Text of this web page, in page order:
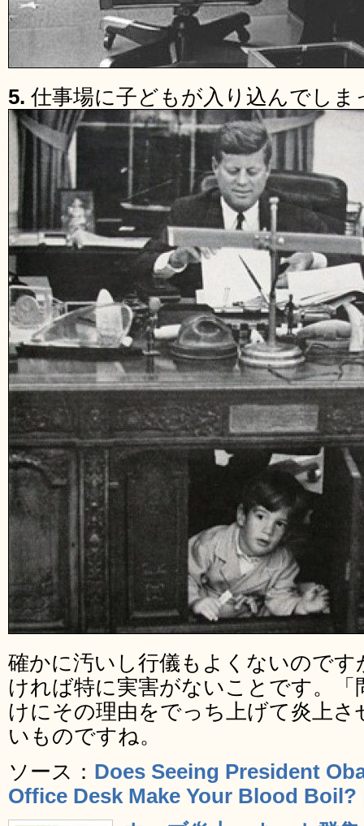
5. 仕事場に子どもが入り込んでしま
確かに汚いし行儀もよくないので
ければ特に実害がないことです。
けにその理由をでっち上げて炎上
いものですね。
ソース： Does Seeing President
Office Desk Make Your Blood Boil?